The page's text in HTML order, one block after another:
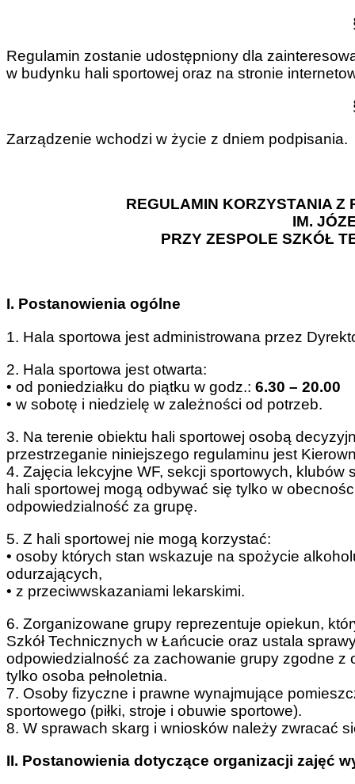
Regulamin zostanie udostępniony dla
w budynku hali sportowej oraz na stronie
Zarządzenie wchodzi w życie z dniem podpisania.
REGULAMIN KORZYSTANIA Z
IM.
PRZY ZESPOLE SZKÓŁ
I. Postanowienia ogólne
1. Hala sportowa jest administrowana przez
2. Hala sportowa jest otwarta:
• od poniedziałku do piątku w godz.: 6.30 – 20.00
• w sobotę i niedzielę w zależności od potrzeb.
3. Na terenie obiektu hali sportowej osobą
przestrzeganie niniejszego regulaminu jest
4. Zajęcia lekcyjne WF, sekcji sportowych,
hali sportowej mogą odbywać się tylko w
odpowiedzialność za grupę.
5. Z hali sportowej nie mogą korzystać:
• osoby których stan wskazuje na spożycie
odurzających,
• z przeciwwskazaniami lekarskimi.
6. Zorganizowane grupy reprezentuje opiekun,
Szkół Technicznych w Łańcucie oraz ustala
odpowiedzialność za zachowanie grupy zgodne
tylko osoba pełnoletnia.
7. Osoby fizyczne i prawne wynajmujące
sportowego (piłki, stroje i obuwie sportowe).
8. W sprawach skarg i wniosków należy zwracać
II. Postanowienia dotyczące organizacji zajęć